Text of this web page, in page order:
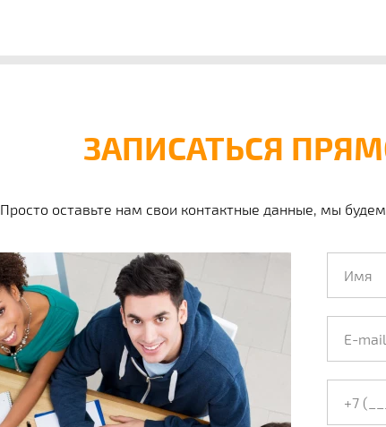
ЗАПИСАТЬСЯ
Просто оставьте нам свои контактные данные, мы